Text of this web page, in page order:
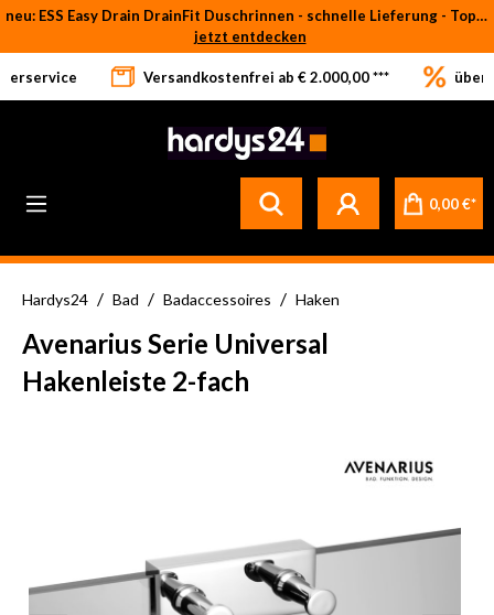
Zum Hauptinhalt springen
neu: ESS Easy Drain DrainFit Duschrinnen - schnelle Lieferung - Top-Preise
jetzt entdecken
Versandkostenfrei ab € 2.000,00 *** über
0,00 €*
Hardys24 / Bad / Badaccessoires / Haken
Avenarius Serie Universal
Hakenleiste 2-fach